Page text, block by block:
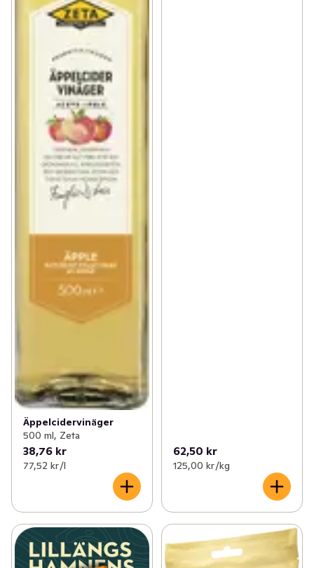
Äppelcidervinäger
500 ml, Zeta
38,76 kr
77,52 kr /l
62,50 kr
125,00 kr /kg